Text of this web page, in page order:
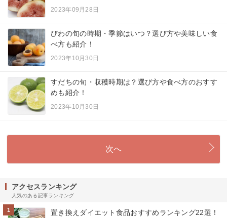
2023年09月28日
びわの旬の時期・季節はいつ？選び方や美味しい食
べ方も紹介！
2023年10月30日
すだちの旬・収穫時期は？選び方や食べ方のおすす
めも紹介！
2023年10月30日
次へ
アクセスランキング
人気のある記事ランキング
1 置き換えダイエット食品おすすめランキング22選！